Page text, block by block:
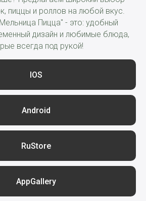
пиццы и роллов на любой вкус.
Пицца" - это: удобный
дизайн и любимые блюда,
всегда под рукой!
IOS
Android
RuStore
AppGallery